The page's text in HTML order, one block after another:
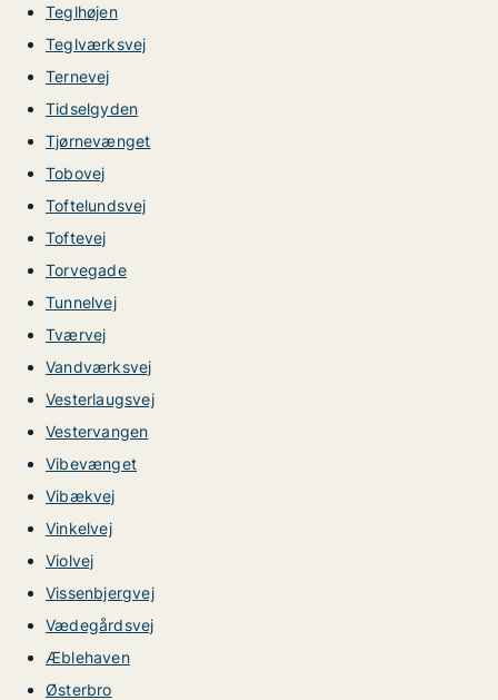
Teglhøjen
Teglværksvej
Ternevej
Tidselgyden
Tjørnevænget
Tobovej
Toftelundsvej
Toftevej
Torvegade
Tunnelvej
Tværvej
Vandværksvej
Vesterlaugsvej
Vestervangen
Vibevænget
Vibækvej
Vinkelvej
Violvej
Vissenbjergvej
Vædegårdsvej
Æblehaven
Østerbro